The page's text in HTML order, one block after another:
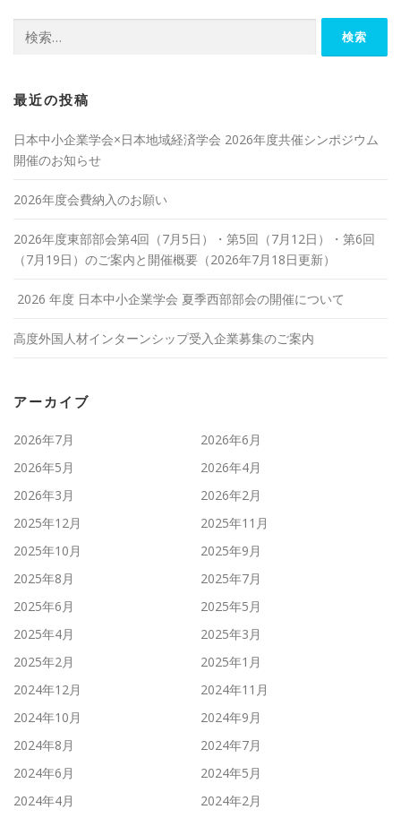
索:
最近の投稿
日本中小企業学会×日本地域経済学会 2026年度共催シンポジウム
開催のお知らせ
2026年度会費納入のお願い
2026年度東部部会第4回（7月5日）・第5回（7月12日）・第6回
（7月19日）のご案内と開催概要（2026年7月18日更新）
2026 年度 日本中小企業学会 夏季西部部会の開催について
高度外国人材インターンシップ受入企業募集のご案内
アーカイブ
2026年7月
2026年6月
2026年5月
2026年4月
2026年3月
2026年2月
2025年12月
2025年11月
2025年10月
2025年9月
2025年8月
2025年7月
2025年6月
2025年5月
2025年4月
2025年3月
2025年2月
2025年1月
2024年12月
2024年11月
2024年10月
2024年9月
2024年8月
2024年7月
2024年6月
2024年5月
2024年4月
2024年2月